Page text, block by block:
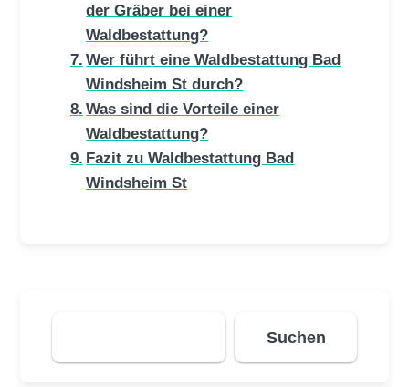
der Gräber bei einer
Waldbestattung?
Wer führt eine Waldbestattung Bad
Windsheim St durch?
Was sind die Vorteile einer
Waldbestattung?
Fazit zu Waldbestattung Bad
Windsheim St
Suchen
Suchen